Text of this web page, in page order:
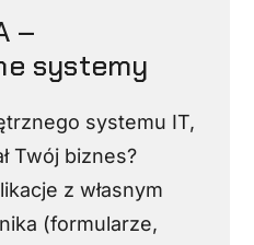
–
systemy
systemu IT,
Twój biznes?
z własnym
(formularze,